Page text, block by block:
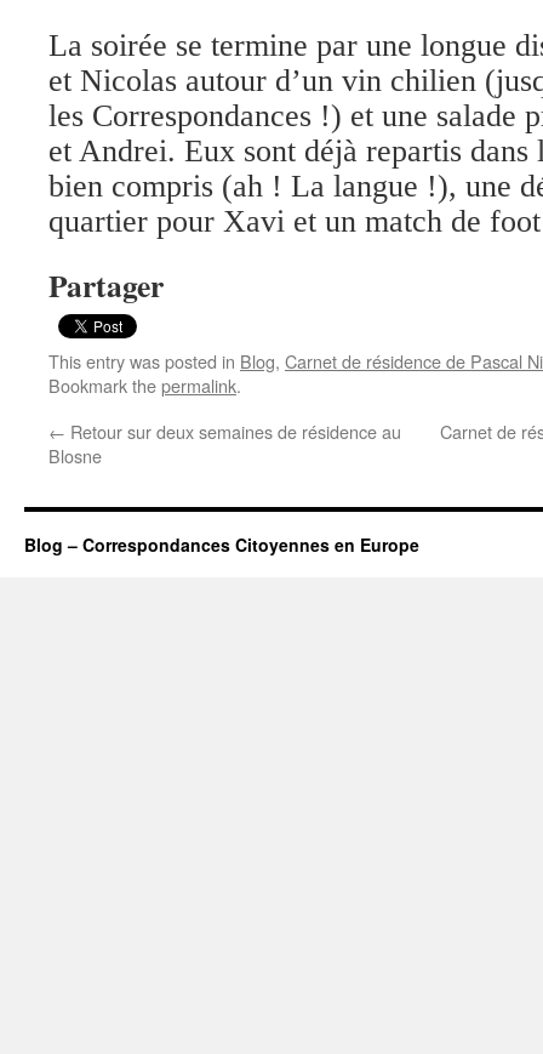
La soirée se termine par une longue
et Nicolas autour d’un vin chilien
les Correspondances !) et une salade
et Andrei. Eux sont déjà repartis
bien compris (ah ! La langue !), une
quartier pour Xavi et un match de
Partager
This entry was posted in Blog, Carnet de résidence de Pascal
Bookmark thepermalink.
← Retour sur deux semaines de résidence au
Blosne
Carnet de
Blog – Correspondances Citoyennes en Europe